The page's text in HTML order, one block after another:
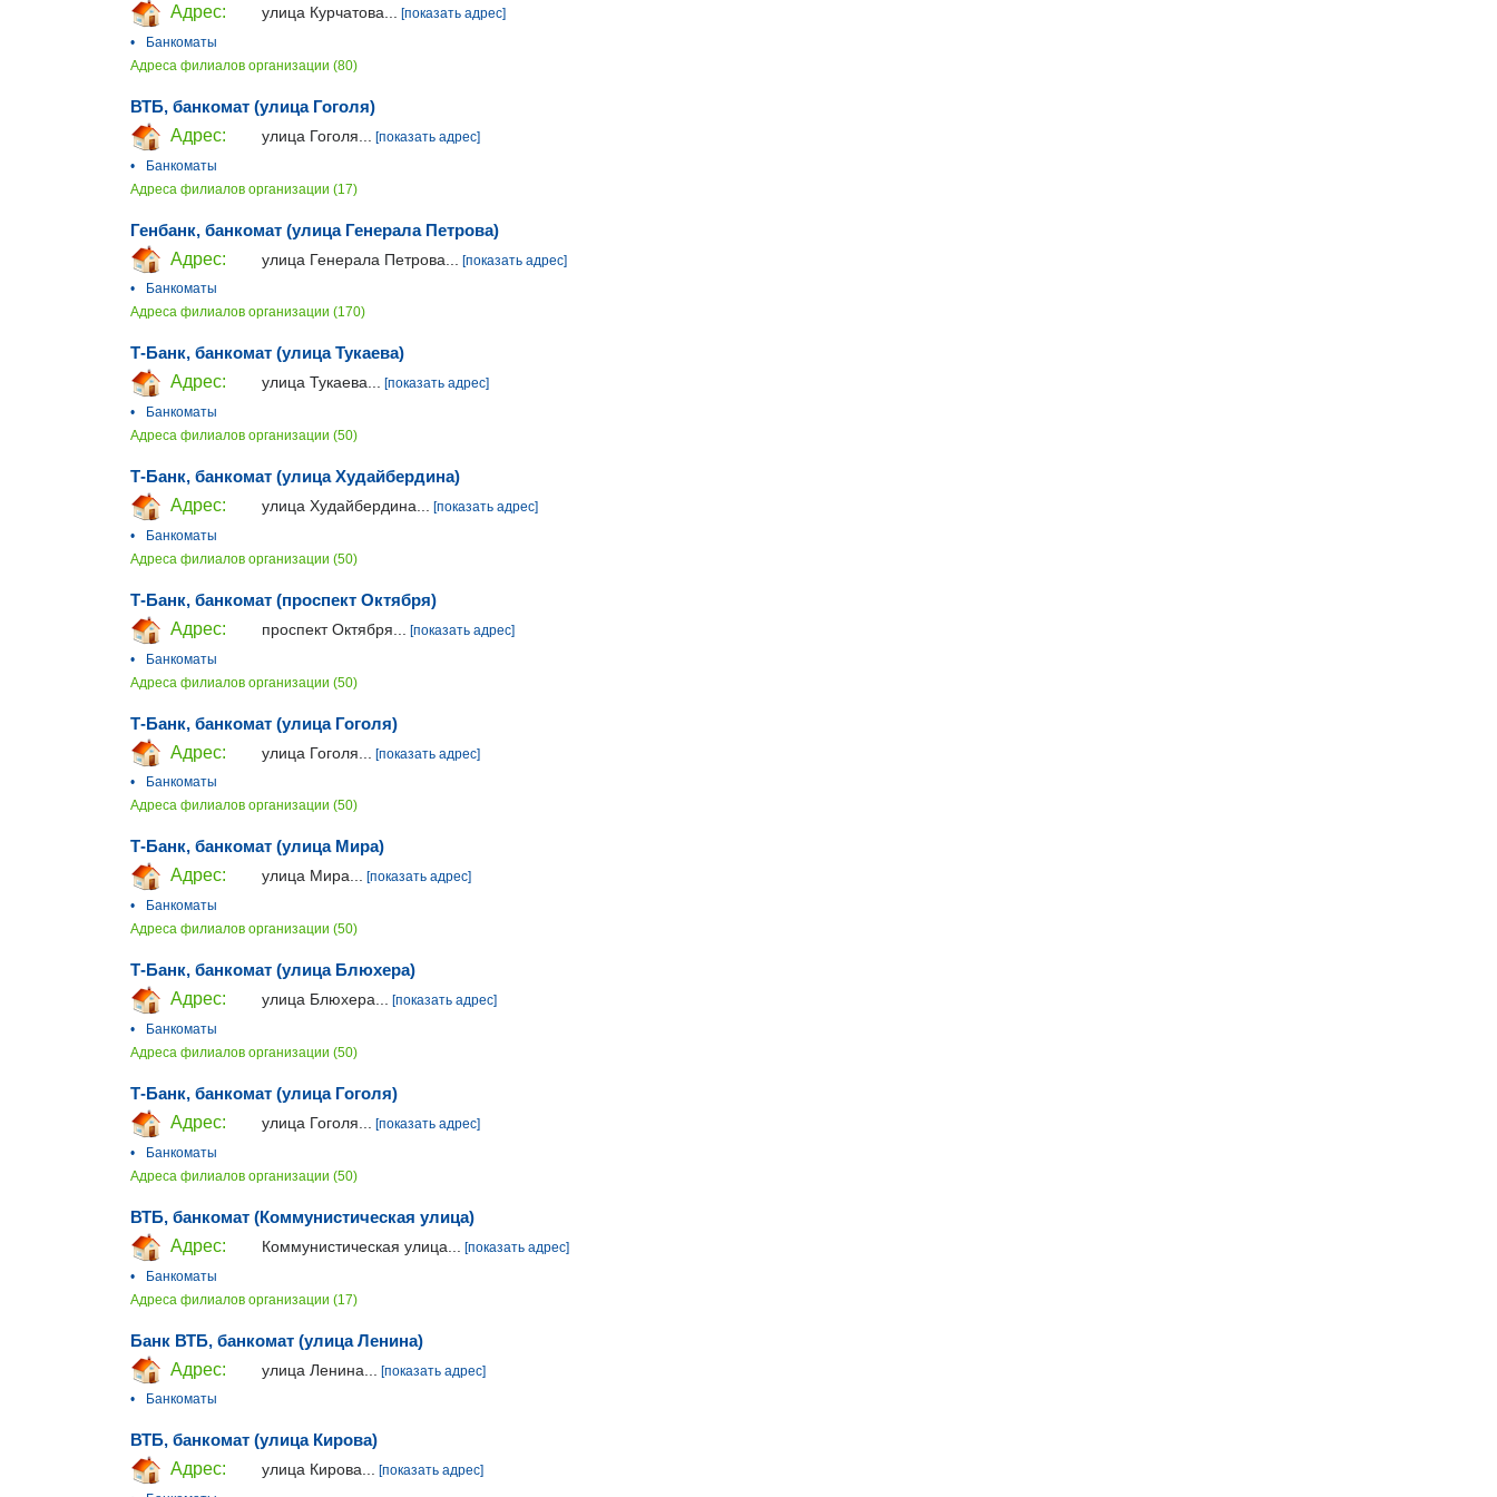
Адрес:
улица Курчатова...
[показать адрес]
•
Банкоматы
Адреса филиалов организации (80)
ВТБ, банкомат (улица Гоголя)
Адрес:
улица Гоголя...
[показать адрес]
•
Банкоматы
Адреса филиалов организации (17)
Генбанк, банкомат (улица Генерала Петрова)
Адрес:
улица Генерала Петрова...
[показать адрес]
•
Банкоматы
Адреса филиалов организации (170)
Т-Банк, банкомат (улица Тукаева)
Адрес:
улица Тукаева... [показать адрес]
•
Банкоматы
Адреса филиалов организации (50)
Т-Банк, банкомат (улица Худайбердина)
Адрес:
улица Худайбердина...
[показать адрес]
•
Банкоматы
Адреса филиалов организации (50)
Т-Банк, банкомат (проспект Октября)
Адрес:
проспект Октября...
[показать адрес]
•
Банкоматы
Адреса филиалов организации (50)
Т-Банк, банкомат (улица Гоголя)
Адрес:
улица Гоголя...
[показать адрес]
•
Банкоматы
Адреса филиалов организации (50)
Т-Банк, банкомат (улица Мира)
Адрес:
улица Мира... [показать адрес]
•
Банкоматы
Адреса филиалов организации (50)
Т-Банк, банкомат (улица Блюхера)
Адрес:
улица Блюхера... [показать адрес]
•
Банкоматы
Адреса филиалов организации (50)
Т-Банк, банкомат (улица Гоголя)
Адрес:
улица Гоголя...
[показать адрес]
•
Банкоматы
Адреса филиалов организации (50)
ВТБ, банкомат (Коммунистическая улица)
Адрес:
Коммунистическая улица...
[показать адрес]
•
Банкоматы
Адреса филиалов организации (17)
Банк ВТБ, банкомат (улица Ленина)
Адрес:
улица Ленина...
[показать адрес]
•
Банкоматы
ВТБ, банкомат (улица Кирова)
Адрес:
улица Кирова... [показать адрес]